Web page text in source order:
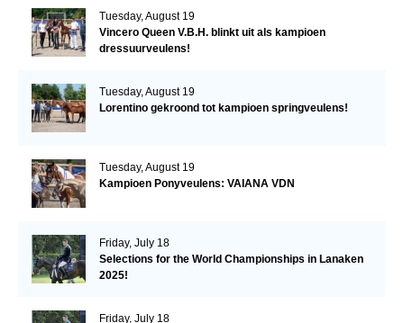
Tuesday, August 19
Vincero Queen V.B.H. blinkt uit als kampioen
dressuurveulens!
Tuesday, August 19
Lorentino gekroond tot kampioen springveulens!
Tuesday, August 19
Kampioen Ponyveulens: VAIANA VDN
Friday, July 18
Selections for the World Championships in Lanaken
2025!
Friday, July 18